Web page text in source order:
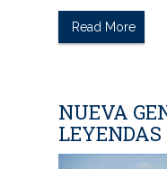
Read More
NUEVA
LEYENDAS